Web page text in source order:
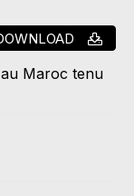
Maroc tenu